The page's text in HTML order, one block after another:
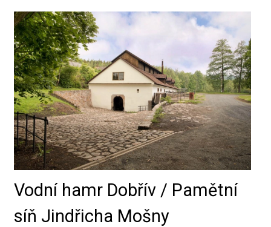
Vodní hamr Dobřív / Pamětní
síň Jindřicha Mošny